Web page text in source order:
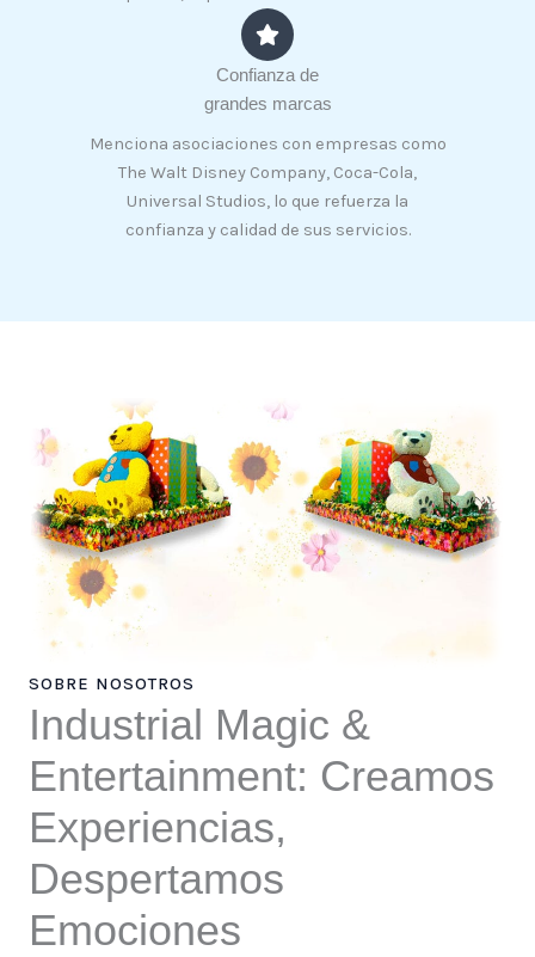
Confianza de
grandes marcas
Menciona asociaciones con empresas como
The Walt Disney Company, Coca-Cola,
Universal Studios, lo que refuerza la
confianza y calidad de sus servicios.
SOBRE NOSOTROS
Industrial Magic &
Entertainment: Creamos
Experiencias,
Despertamos
Emociones